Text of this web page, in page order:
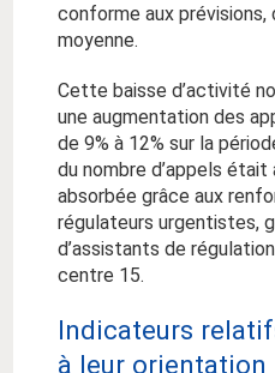
conforme aux prévisions,
moyenne.
Cette baisse d’activité
une augmentation des
de 9% à 12% sur la
du nombre d’appels
absorbée grâce aux
régulateurs urgentistes,
d’assistants de
centre 15.
Indicateurs
à leur orientation